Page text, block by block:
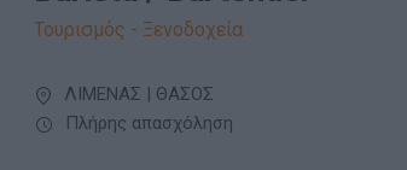
Τουρισμός - Ξενοδοχεία
ΛΙΜΕΝΑΣ | ΘΑΣΟΣ
Πλήρης απασχόληση